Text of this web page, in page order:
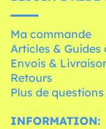
Ma commande
Articles & Guides
Envois &
Retours
Plus de questions
INFORMATION: